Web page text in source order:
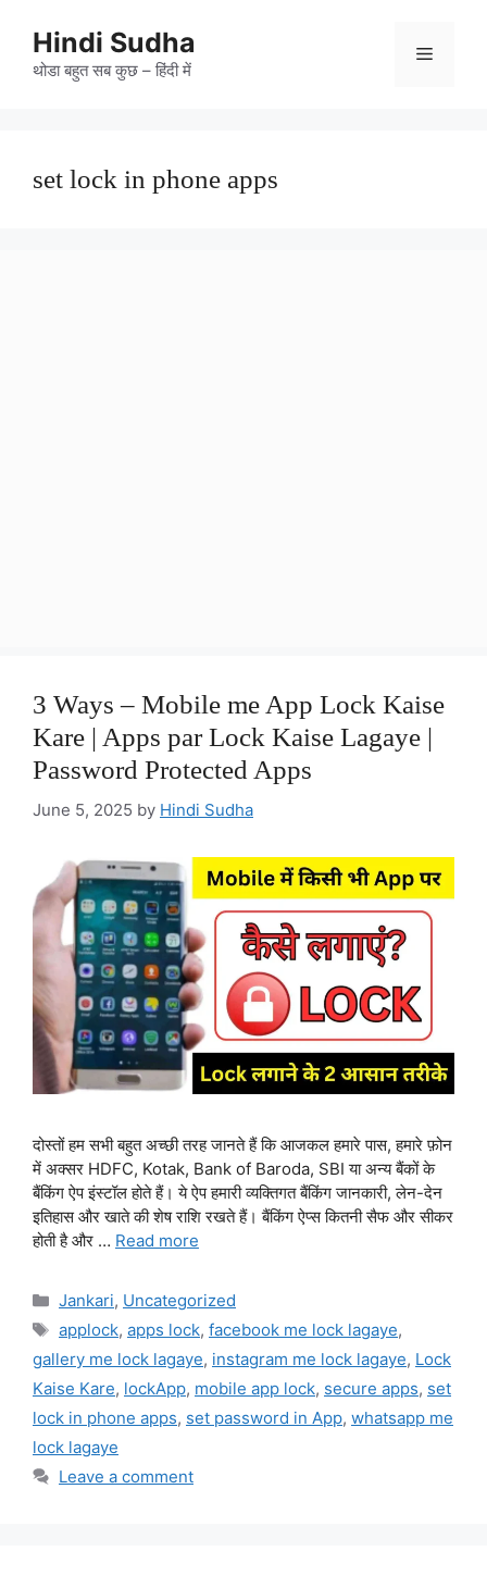
contentHindi Sudha
थोडा बहुत सब कुछ – हिंदी में
Menu
set lock in phone apps
3 Ways – Mobile me App Lock Kaise
Kare | Apps par Lock Kaise Lagaye |
Password Protected Apps
June 5, 2025 by Hindi Sudha
दोस्तों हम सभी बहुत अच्छी तरह जानते हैं कि आजकल हमारे पास, हमारे फ़ोन
में अक्सर HDFC, Kotak, Bank of Baroda, SBI या अन्य बैंकों के
बैंकिंग ऐप इंस्टॉल होते हैं। ये ऐप हमारी व्यक्तिगत बैंकिंग जानकारी, लेन-देन
इतिहास और खाते की शेष राशि रखते हैं। बैंकिंग ऐप्स कितनी सैफ और सीकर
होती है और … Read more
Categories
Jankari, Uncategorized
Tags
applock, apps lock, facebook me lock lagaye,
gallery me lock lagaye, instagram me lock lagaye, Lock
Kaise Kare, lockApp, mobile app lock, secure apps, set
lock in phone apps, set password in App, whatsapp me
lock lagaye
Leave a comment